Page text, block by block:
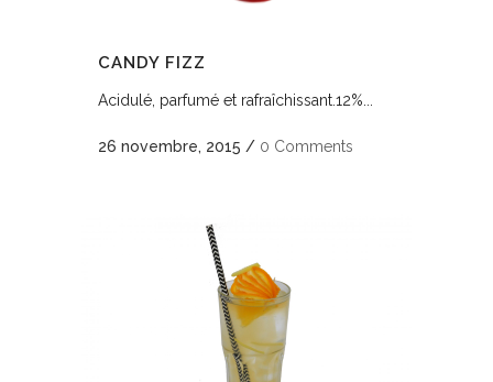
CANDY FIZZ
Acidulé, parfumé et rafraîchissant.12%...
26 novembre, 2015 / 0 Comments